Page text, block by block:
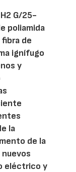
G/25-
poliamida
de
ignífugo
y
la
de la
eléctrico y